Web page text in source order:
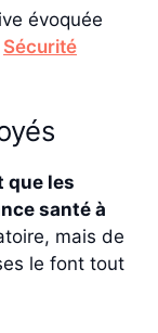
évoquée
Sécurité
que les
santé à
mais de
le font tout